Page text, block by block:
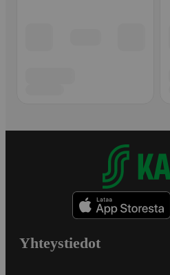
Yhteystiedot